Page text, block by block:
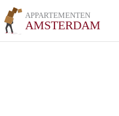
APPARTEMENTEN
AMSTERDAM